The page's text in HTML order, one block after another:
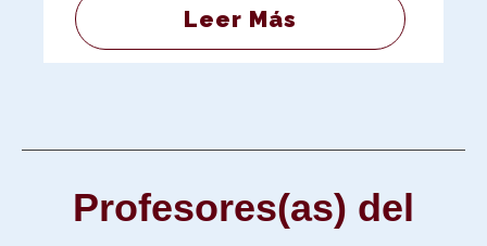
Leer Más
Profesores(as) del